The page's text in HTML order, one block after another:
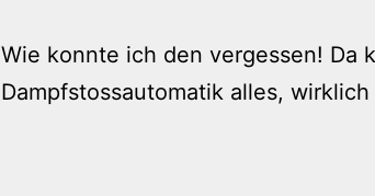
Wie konnte ich den vergessen! Da
Dampfstossautomatik alles,